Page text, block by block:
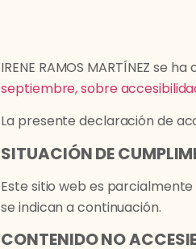
IRENE RAMOS MARTÍNEZ se
septiembre, sobre
La presente declaración de
SITUACIÓN DE
Este sitio web es
se indican a continuación.
CONTENIDO NO